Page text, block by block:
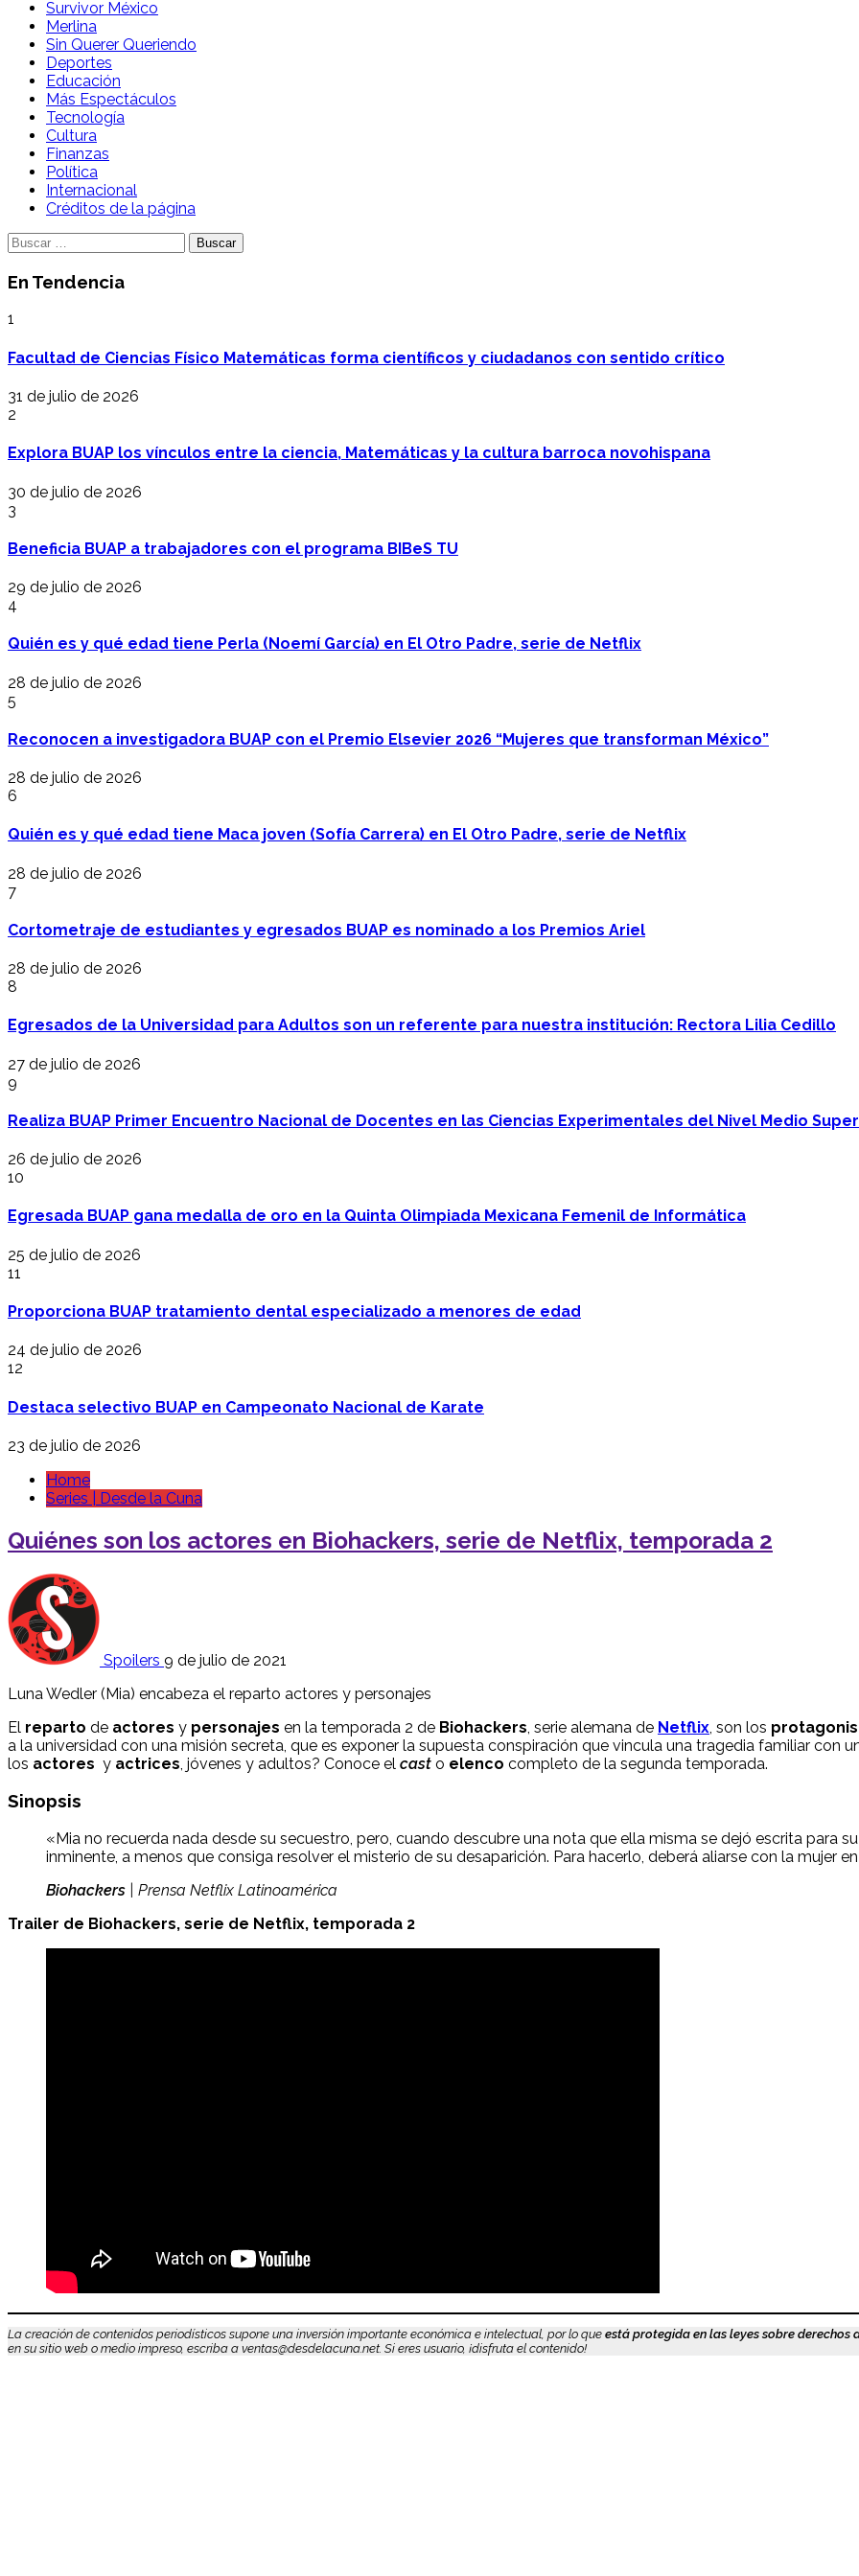
Survivor México
Merlina
Sin Querer Queriendo
Deportes
Educación
Más Espectáculos
Tecnología
Cultura
Finanzas
Política
Internacional
Créditos de la página
Buscar:
En Tendencia
1
Facultad de Ciencias Físico Matemáticas forma científicos y ciudadanos con sentido crítico
31 de julio de 2026
2
Explora BUAP los vínculos entre la ciencia, Matemáticas y la cultura barroca novohispana
30 de julio de 2026
3
Beneficia BUAP a trabajadores con el programa BIBeS TU
29 de julio de 2026
4
Quién es y qué edad tiene Perla (Noemí García) en El Otro Padre, serie de Netflix
28 de julio de 2026
5
Reconocen a investigadora BUAP con el Premio Elsevier 2026 “Mujeres que transforman México”
28 de julio de 2026
6
Quién es y qué edad tiene Maca joven (Sofía Carrera) en El Otro Padre, serie de Netflix
28 de julio de 2026
7
Cortometraje de estudiantes y egresados BUAP es nominado a los Premios Ariel
28 de julio de 2026
8
Egresados de la Universidad para Adultos son un referente para nuestra institución: Rectora Lilia Cedillo
27 de julio de 2026
9
Realiza BUAP Primer Encuentro Nacional de Docentes en las Ciencias Experimentales del Nivel Medio
26 de julio de 2026
10
Egresada BUAP gana medalla de oro en la Quinta Olimpiada Mexicana Femenil de Informática
25 de julio de 2026
11
Proporciona BUAP tratamiento dental especializado a menores de edad
24 de julio de 2026
12
Destaca selectivo BUAP en Campeonato Nacional de Karate
23 de julio de 2026
Home
Series | Desde la Cuna
Quiénes son los actores en Biohackers, serie de Netflix, temporada 2
Spoilers 9 de julio de 2021
Luna Wedler (Mia) encabeza el reparto actores y personajes
El reparto de actores y personajes en la temporada 2 de Biohackers , serie alemana de Netflix , son los
a la universidad con una misión secreta, que es exponer la supuesta conspiración que vincula una tragedia familiar con
los actores y actrices , jóvenes y adultos? Conoce el cast o elenco completo de la segunda temporada.
Sinopsis
«Mia no recuerda nada desde su secuestro, pero, cuando descubre una nota que ella misma se dejó escrita para
inminente, a menos que consiga resolver el misterio de su desaparición. Para hacerlo, deberá aliarse con la mujer
Biohackers | Prensa Netflix Latinoamérica
Trailer de Biohackers, serie de Netflix, temporada 2
La creación de contenidos periodísticos supone una inversión importante económica e intelectual, por lo que está protegida en las leyes sobre derechos
en su sitio web o medio impreso, escriba a ventas@desdelacuna.net. Si eres usuario, ¡disfruta el contenido!